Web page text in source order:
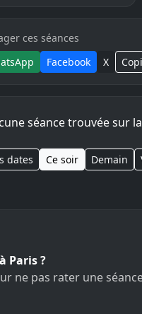
ces séances
Facebook X
séance trouvée sur
dates Ce soir Demain
Paris ?
ne pas rater une